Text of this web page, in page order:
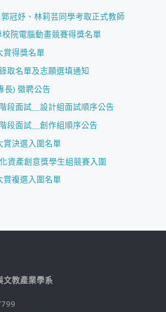
郭冠妤、林莉芸同學考取正式教師
校院電腦動畫競賽得獎名單
賞得獎名單
取名單及志願選填通知
長) 徵聘公告
段面試＿設計組面試順序公告
段面試＿創作組順序公告
賞決選入圍名單
資產創意獎學生組競賽入圍
賞複選入圍名單
文教產業學系